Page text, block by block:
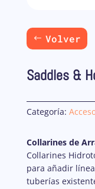
Volver
Saddles &
Categoría:
Collarines de
Collarines
para añadir
tuberías